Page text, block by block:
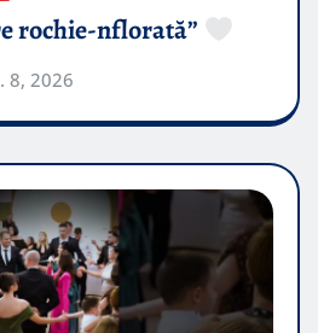
rochie-nflorată”
8, 2026